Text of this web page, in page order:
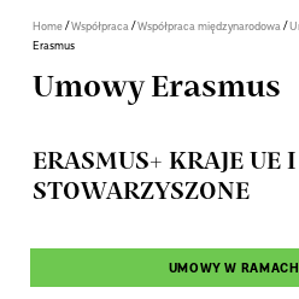
Home/Współpraca/Współpraca międzynarodowa/
Erasmus
Umowy Erasmus
ERASMUS+ KRAJE UE I
STOWARZYSZONE
UMOWY W